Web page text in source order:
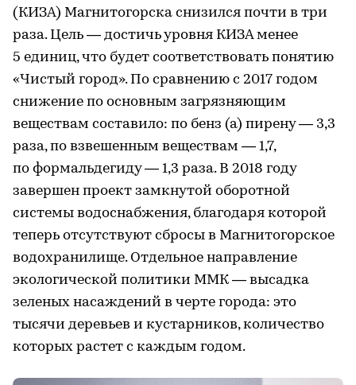
(КИЗА) Магнитогорска снизился почти в три
раза. Цель — достичь уровня КИЗА менее
5 единиц, что будет соответствовать понятию
«Чистый город». По сравнению с 2017 годом
снижение по основным загрязняющим
веществам составило: по бенз (а) пирену — 3,3
раза, по взвешенным веществам — 1,7,
по формальдегиду — 1,3 раза. В 2018 году
завершен проект замкнутой оборотной
системы водоснабжения, благодаря которой
теперь отсутствуют сбросы в Магнитогорское
водохранилище. Отдельное направление
экологической политики ММК — высадка
зеленых насаждений в черте города: это
тысячи деревьев и кустарников, количество
которых растет с каждым годом.